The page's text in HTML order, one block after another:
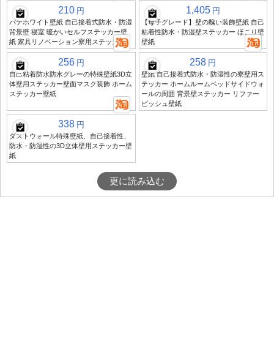
210 円
パテホワイト壁紙 自己接着式防水・防湿
背景壁 寝室 暖かいセルフステッカー壁
紙 家具リノベーション寮用ステッカー
1,405 円
【母子グレード】壁の醜い装飾壁紙 自己
粘着性防水・防湿壁ステッカー ほこり壁
壁紙
256 円
自己粘着防水防水グレーの特殊壁紙3D立
体壁用ステッカー壁面マスク装飾 ホーム
ステッカー壁紙
258 円
壁紙 自己接着式防水・防湿性の寮壁用ス
テッカー ホームルームベッドサイドウォ
ールの周囲 背景壁ステッカー リファー
ビッシュ壁紙
338 円
ダストウォール特殊壁紙、自己接着性、
防水・防湿性の3D立体壁用ステッカー壁
紙
更に読み込む